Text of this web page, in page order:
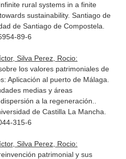
rural systems in a finite
sustainability. Santiago de
de Santiago de Compostela.
89-6
Silva Perez, Rocio:
los valores patrimoniales de
Aplicación al puerto de Málaga.
medias y áreas
a la regeneración.
de Castilla La Mancha.
315-6
Silva Perez, Rocio:
patrimonial y sus